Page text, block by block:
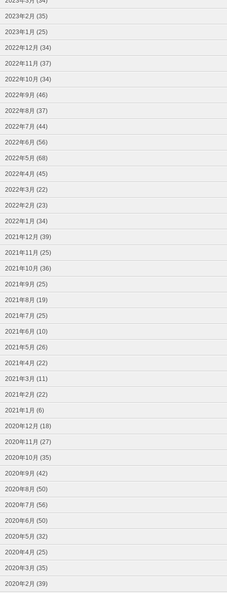
2023年2月 (35)
2023年1月 (25)
2022年12月 (34)
2022年11月 (37)
2022年10月 (34)
2022年9月 (46)
2022年8月 (37)
2022年7月 (44)
2022年6月 (56)
2022年5月 (68)
2022年4月 (45)
2022年3月 (22)
2022年2月 (23)
2022年1月 (34)
2021年12月 (39)
2021年11月 (25)
2021年10月 (36)
2021年9月 (25)
2021年8月 (19)
2021年7月 (25)
2021年6月 (10)
2021年5月 (26)
2021年4月 (22)
2021年3月 (11)
2021年2月 (22)
2021年1月 (6)
2020年12月 (18)
2020年11月 (27)
2020年10月 (35)
2020年9月 (42)
2020年8月 (50)
2020年7月 (56)
2020年6月 (50)
2020年5月 (32)
2020年4月 (25)
2020年3月 (35)
2020年2月 (39)